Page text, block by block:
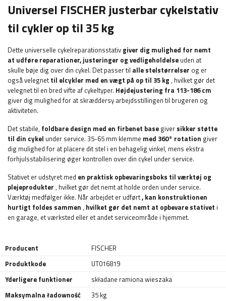
Universel FISCHER justerbar cykelstativ
til cykler op til 35 kg
Dette universelle cykelreparationsstativ giver dig mulighed for nemt
at udføre reparationer, justeringer og vedligeholdelse uden at
skulle bøje dig over din cykel. Det passer til alle stelstørrelser og er
også velegnettil elcykler med en vægt på op til 35 kg , hvilket gør det
velegnet til en bred vifte af cykeltyper. Højdejustering fra 113-186 cm
giver dig mulighed for at skræddersy arbejdsstillingen til brugeren og
aktiviteten.
Det stabile, foldbare design med en firbenet base giver sikker støtte
til din cykel under service. 35-65 mm klemme med 360° rotation giver
dig mulighed for at placere dit stel i en behagelig vinkel, mens ekstra
forhjulsstabilisering øger kontrollen over din cykel under service.
Stativet er udstyret med en praktisk opbevaringsboks til værktøj og
plejeprodukter , hvilket gør det nemt at holde orden under service.
Værktøj medfølger ikke. Når arbejdet er udført, kan konstruktionen
hurtigt foldes sammen , hvilket gør det nemt at opbevare stativet i
en garage, et værksted eller et andet serviceområde i hjemmet.
Producent
FISCHER
Produktkode
UT016819
Yderligere funktioner
składane ramiona wieszaka
Maksymalna ładowność
35 kg